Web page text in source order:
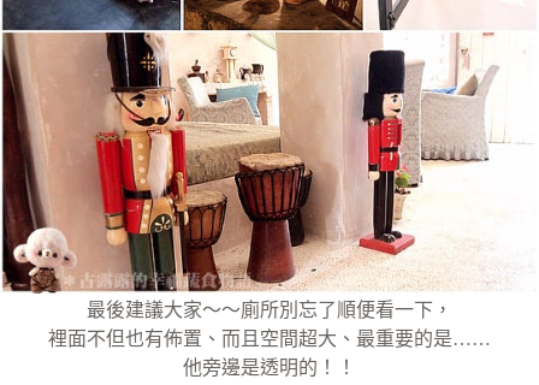
最後建議大家～～廁所別忘了順便看一下，
裡面不但也有佈置、而且空間超大、最重要的是……
他旁邊是透明的！！